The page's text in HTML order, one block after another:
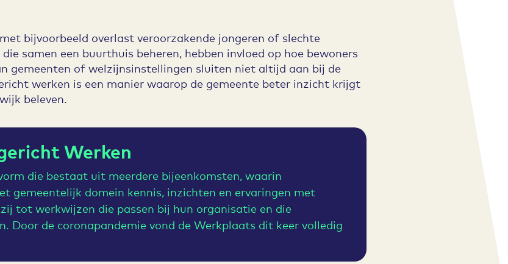
bijvoorbeeld overlast veroorzakende jongeren of slechte
samen een buurthuis beheren, hebben invloed op hoe bewoners
gemeenten of welzijnsinstellingen sluiten niet altijd aan bij de
werken is een manier waarop de gemeente beter inzicht krijgt
beleven.
Werken
die bestaat uit meerdere bijeenkomsten, waarin
gemeentelijk domein kennis, inzichten en ervaringen met
tot werkwijzen die passen bij hun organisatie en die
Door de coronapandemie vond de Werkplaats dit keer volledig